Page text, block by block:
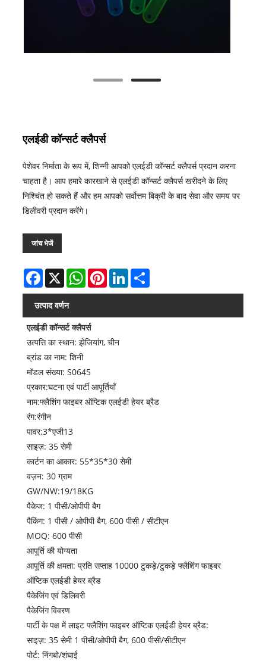
एलईडी कॉन्सर्ट क्लैपर्स
पेशेवर निर्माता के रूप में, शिन्नी आपको एलईडी कॉन्सर्ट क्लैपर्स प्रदान करना
चाहता है। आप हमारे कारखाने से एलईडी कॉन्सर्ट क्लैपर्स खरीदने के लिए
निश्चिंत हो सकते हैं और हम आपको सर्वोत्तम बिक्री के बाद सेवा और समय पर
डिलीवरी प्रदान करेंगे।
जांच भेजें
Facebook
X WhatsAppPinterestLinkedInShare
उत्पाद वर्णन
एलईडी कॉन्सर्ट क्लैपर्स
उत्पत्ति का स्थान: झेजियांग, चीन
ब्रांड का नाम: शिनी
मॉडल संख्या: S0645
प्रकार:घटना एवं पार्टी आपूर्तियाँ
नाम:फ्लैशिंग फाइबर ऑप्टिक एलईडी हेयर ब्रैड
रंग:रंगीन
पावर:3*एजी13
साइज़: 35 सेमी
कार्टन का आकार: 55*35*30 सेमी
वज़न: 30 ग्राम
GW/NW:19/18KG
पैकेज: 1 पीसी/ओपीपी बैग
पैकिंग: 1 पीसी / ओपीपी बैग, 600 पीसी / सीटीएन
MOQ: 600 पीसी
आपूर्ति की योग्यता
आपूर्ति की क्षमता: प्रति सप्ताह 10000 टुकड़े/टुकड़े फ्लैशिंग फाइबर
ऑप्टिक एलईडी हेयर ब्रैड
पैकेजिंग एवं डिलिवरी
पैकेजिंग विवरण
पार्टी के पक्ष में लाइट फ्लैशिंग फाइबर ऑप्टिक एलईडी हेयर ब्रैड:
साइज़: 35 सेमी 1 पीसी/ओपीपी बैग, 600 पीसी/सीटीएन
पोर्ट: निंगबो/शंघाई